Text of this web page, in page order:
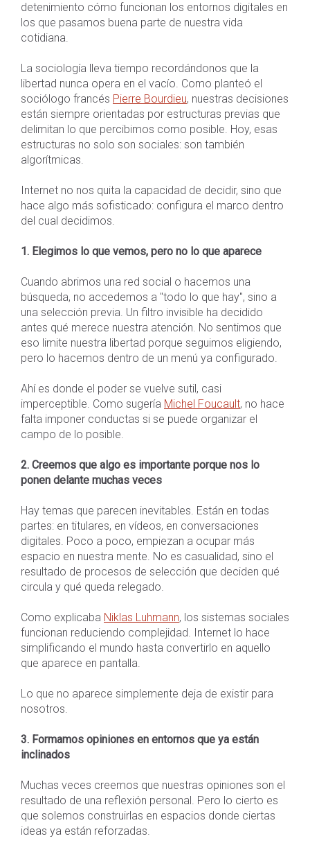
detenimiento cómo funcionan los entornos digitales en
los que pasamos buena parte de nuestra vida
cotidiana.
La sociología lleva tiempo recordándonos que la
libertad nunca opera en el vacío. Como planteó el
sociólogo francés Pierre Bourdieu, nuestras decisiones
están siempre orientadas por estructuras previas que
delimitan lo que percibimos como posible. Hoy, esas
estructuras no solo son sociales: son también
algorítmicas.
Internet no nos quita la capacidad de decidir, sino que
hace algo más sofisticado: configura el marco dentro
del cual decidimos.
1. Elegimos lo que vemos, pero no lo que aparece
Cuando abrimos una red social o hacemos una
búsqueda, no accedemos a "todo lo que hay", sino a
una selección previa. Un filtro invisible ha decidido
antes qué merece nuestra atención. No sentimos que
eso limite nuestra libertad porque seguimos eligiendo,
pero lo hacemos dentro de un menú ya configurado.
Ahí es donde el poder se vuelve sutil, casi
imperceptible. Como sugería Michel Foucault, no hace
falta imponer conductas si se puede organizar el
campo de lo posible.
2. Creemos que algo es importante porque nos lo
ponen delante muchas veces
Hay temas que parecen inevitables. Están en todas
partes: en titulares, en vídeos, en conversaciones
digitales. Poco a poco, empiezan a ocupar más
espacio en nuestra mente. No es casualidad, sino el
resultado de procesos de selección que deciden qué
circula y qué queda relegado.
Como explicaba Niklas Luhmann, los sistemas sociales
funcionan reduciendo complejidad. Internet lo hace
simplificando el mundo hasta convertirlo en aquello
que aparece en pantalla.
Lo que no aparece simplemente deja de existir para
nosotros.
3. Formamos opiniones en entornos que ya están
inclinados
Muchas veces creemos que nuestras opiniones son el
resultado de una reflexión personal. Pero lo cierto es
que solemos construirlas en espacios donde ciertas
ideas ya están reforzadas.